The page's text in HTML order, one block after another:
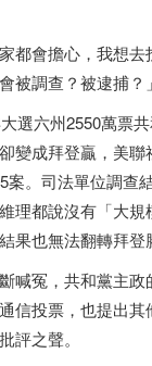
都會擔心，我想去
被調查？被逮捕？」
選六州2550萬票
變成拜登贏，美聯
案。司法單位調查
理都說沒有「大規
果也無法翻轉拜登
喊冤，共和黨主政
信投票，也提出其
評之聲。